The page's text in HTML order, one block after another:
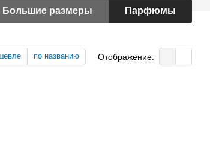
Большие размеры Парфюмы
по названию Отображение: